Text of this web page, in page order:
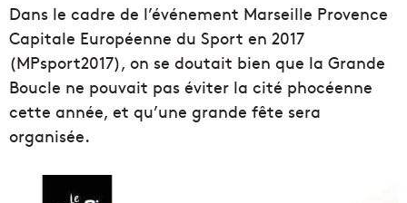
Dans le cadre de l’événement Marseille Provence
Capitale Européenne du Sport en 2017
(MPsport2017), on se doutait bien que la Grande
Boucle ne pouvait pas éviter la cité phocéenne
cette année, et qu’une grande fête sera
organisée.